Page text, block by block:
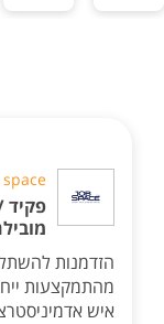
space
פקיד
הזדמנות
מהתמקצעות
איש